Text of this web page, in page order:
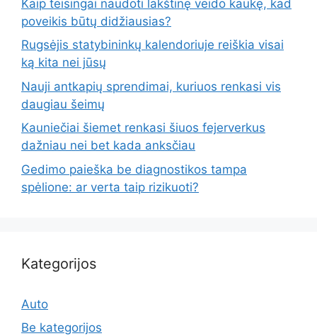
Kaip teisingai naudoti lakštinę veido kaukę, kad
poveikis būtų didžiausias?
Rugsėjis statybininkų kalendoriuje reiškia visai
ką kita nei jūsų
Nauji antkapių sprendimai, kuriuos renkasi vis
daugiau šeimų
Kauniečiai šiemet renkasi šiuos fejerverkus
dažniau nei bet kada anksčiau
Gedimo paieška be diagnostikos tampa
spėlione: ar verta taip rizikuoti?
Kategorijos
Auto
Be kategorijos